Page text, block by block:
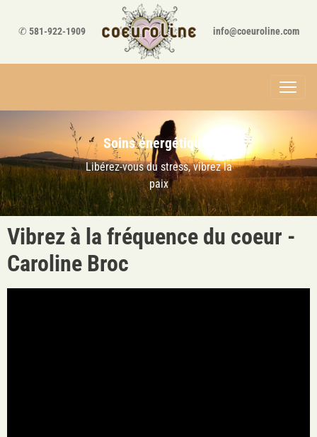
✆ 581-922-1909 info@coeuroline.com
Soins énergétiques
Libérez-vous du stress, vibrez la
paix
Vibrez à la fréquence du coeur -
Caroline Broc